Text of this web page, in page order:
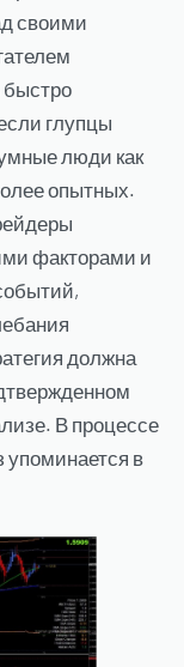
своими
быстро
глупцы
люди как
опытных.
факторами и
должна
В процессе
в